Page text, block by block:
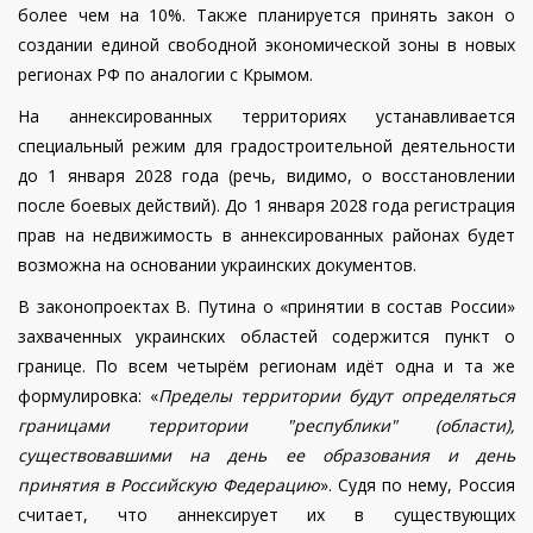
более чем на 10%. Также планируется принять закон о
создании единой свободной экономической зоны в новых
регионах РФ по аналогии с Крымом.
На аннексированных территориях устанавливается
специальный режим для градостроительной деятельности
до 1 января 2028 года (речь, видимо, о восстановлении
после боевых действий). До 1 января 2028 года регистрация
прав на недвижимость в аннексированных районах будет
возможна на основании украинских документов.
В законопроектах В. Путина о «принятии в состав России»
захваченных украинских областей содержится пункт о
границе. По всем четырём регионам идёт одна и та же
формулировка: «Пределы территории будут определяться
границами территории "республики" (области),
существовавшими на день ее образования и день
принятия в Российскую Федерацию». Судя по нему, Россия
считает, что аннексирует их в существующих